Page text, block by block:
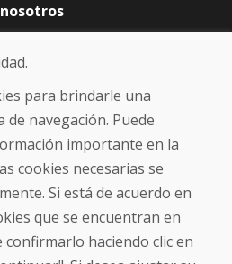
DE RECLAMACIÓN
y cambio de mercancías
privacidad
para brindarle una
de navegación. Puede
importante en la
cookies necesarias se
Si está de acuerdo en
que se encuentran en
haciendo clic en